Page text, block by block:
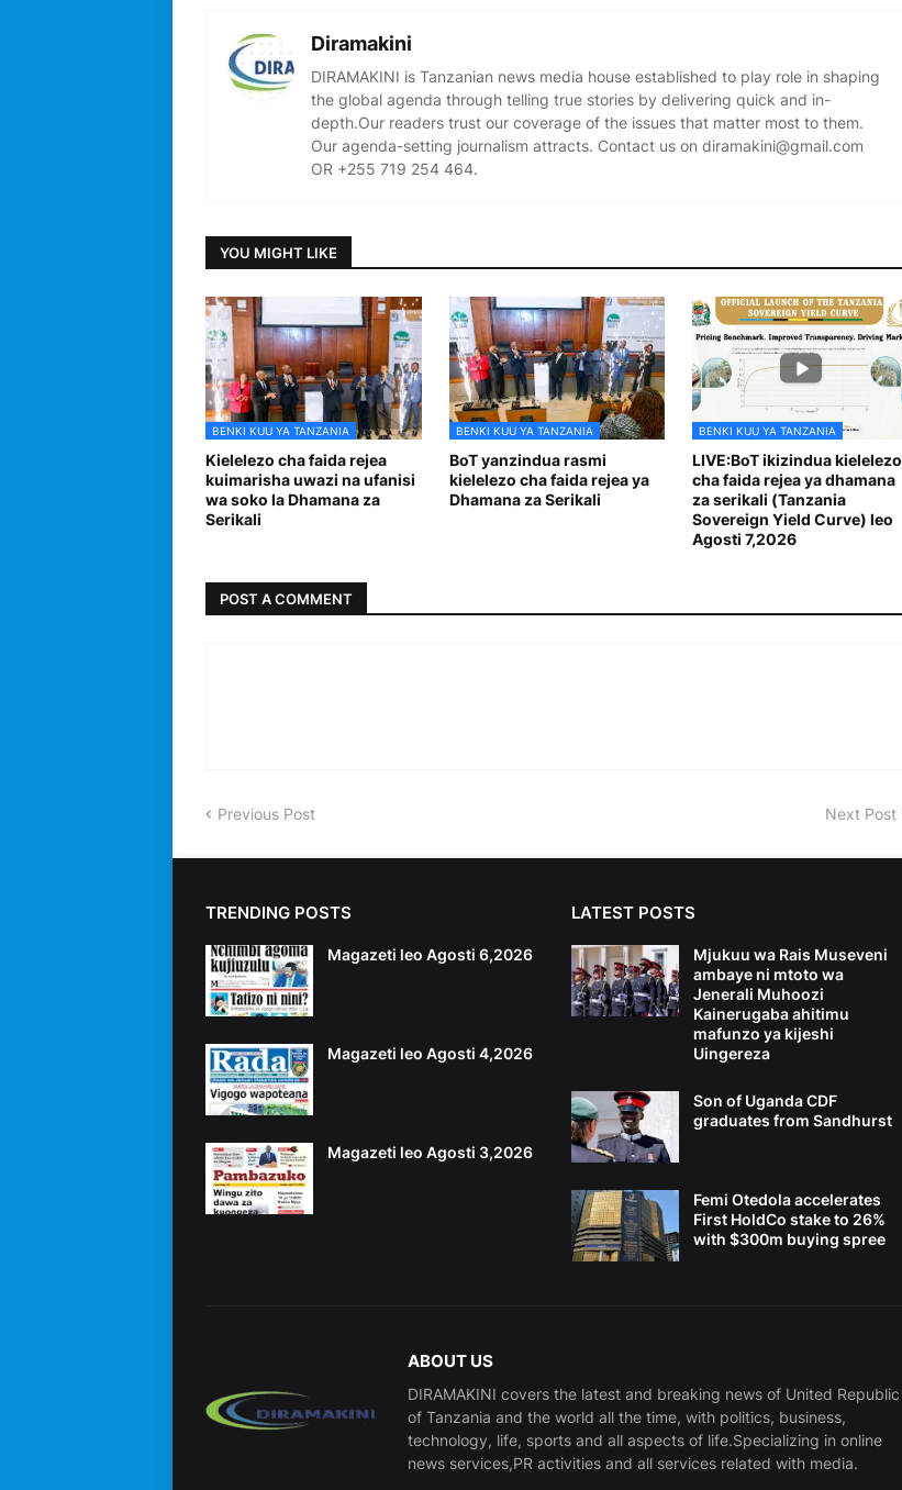
Diramakini
DIRAMAKINI is Tanzanian news media house established to play role in shaping
the global agenda through telling true stories by delivering quick and in-
depth.Our readers trust our coverage of the issues that matter most to them.
Our agenda-setting journalism attracts. Contact us on diramakini@gmail.com
OR +255 719 254 464.
YOU MIGHT LIKE
BENKI KUU YA TANZANIA
Kielelezo cha faida rejea
kuimarisha uwazi na ufanisi
wa soko la Dhamana za
Serikali
BENKI KUU YA TANZANIA
BoT yanzindua rasmi
kielelezo cha faida rejea ya
Dhamana za Serikali
BENKI KUU YA TANZANIA
LIVE:BoT ikizindua kielelezo
cha faida rejea ya dhamana
za serikali (Tanzania
Sovereign Yield Curve) leo
Agosti 7,2026
POST A COMMENT
Previous Post Next Post
TRENDING POSTS
Magazeti leo Agosti 6,2026
Magazeti leo Agosti 4,2026
Magazeti leo Agosti 3,2026
LATEST POSTS
Mjukuu wa Rais Museveni
ambaye ni mtoto wa
Jenerali Muhoozi
Kainerugaba ahitimu
mafunzo ya kijeshi
Uingereza
Son of Uganda CDF
graduates from Sandhurst
Femi Otedola accelerates
First HoldCo stake to 26%
with $300m buying spree
ABOUT US
DIRAMAKINI covers the latest and breaking news of United Republic
of Tanzania and the world all the time, with politics, business,
technology, life, sports and all aspects of life.Specializing in online
news services,PR activities and all services related with media.